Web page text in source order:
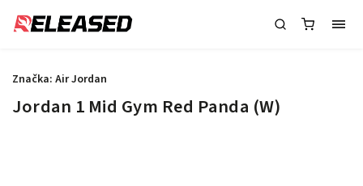
Jordan 1 Mid Gym Red Panda (W)
Značka: Air Jordan